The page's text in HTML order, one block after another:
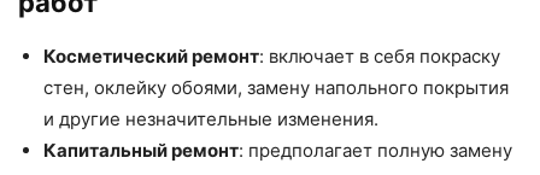
Косметический ремонт: включает в себя покраску
стен, оклейку обоями, замену напольного покрытия
и другие незначительные изменения.
Капитальный ремонт: предполагает полную замену